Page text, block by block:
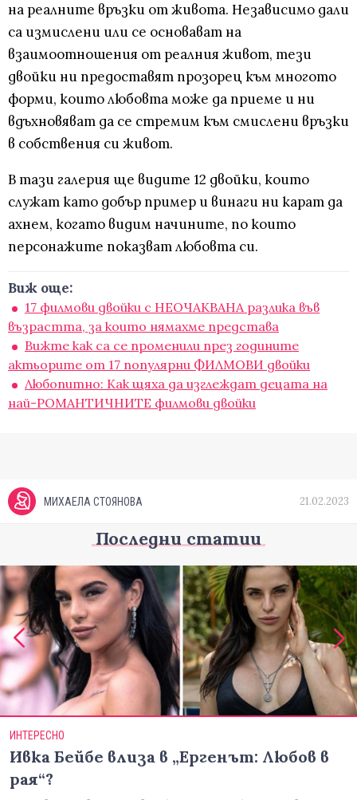
на реалните връзки от живота. Независимо дали
са измислени или се основават на
взаимоотношения от реалния живот, тези
двойки ни предоставят прозорец към многото
форми, които любовта може да приеме и ни
вдъхновяват да се стремим към смислени връзки
в собствения си живот.
В тази галерия ще видите 12 двойки, които
служат като добър пример и винаги ни карат да
ахнем, когато видим начините, по които
персонажите показват любовта си.
Виж още:
17 филмови двойки с НЕОЧАКВАНА разлика във
възрастта, за които нямахме представа
Вижте как са се променили през годините
актьорите от 17 популярни ФИЛМОВИ двойки
Любопитно: Как щяха да изглеждат децата на
най-РОМАНТИЧНИТЕ филмови двойки
МИХАЕЛА СТОЯНОВА 21.02.2023
Последни статии
ИНТЕРЕСНО
Ивка Бейбе влиза в „Ергенът: Любов в
рая“?